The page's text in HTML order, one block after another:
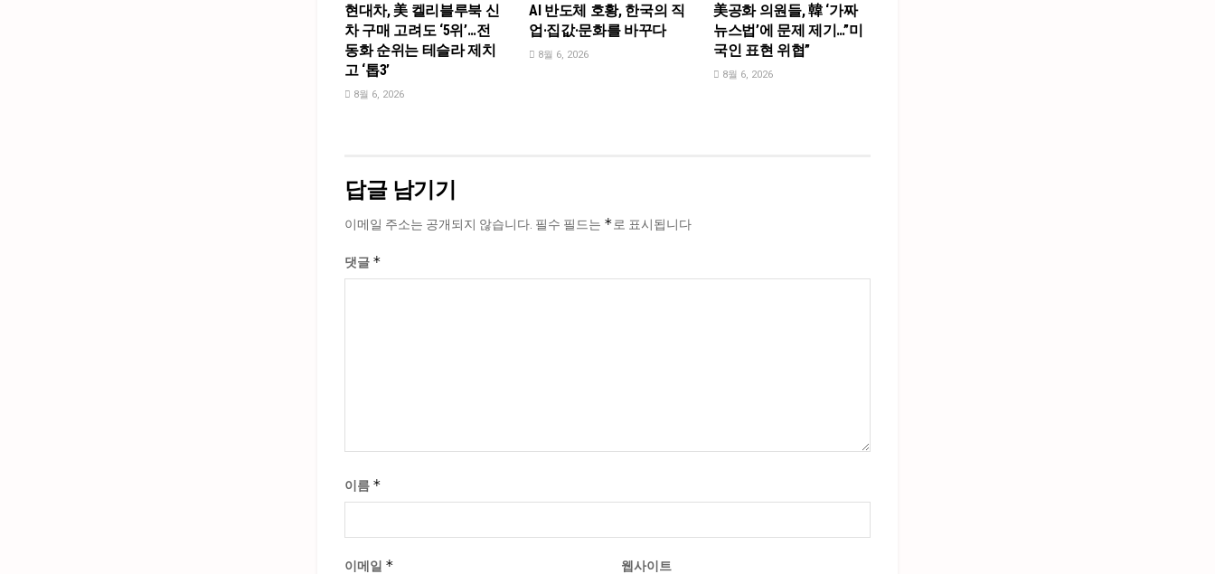
현대차, 美 켈리블루북 신
차 구매 고려도 ‘5위’…전
동화 순위는 테슬라 제치
고 ‘톱3’
8월 6, 2026
AI 반도체 호황, 한국의 직
업·집값·문화를 바꾸다
8월 6, 2026
美공화 의원들, 韓 ‘가짜
뉴스법’에 문제 제기…”미
국인 표현 위협”
8월 6, 2026
답글 남기기
이메일 주소는 공개되지 않습니다. 필수 필드는 *로 표시됩니다
댓글 *
이름 *
이메일 * 웹사이트